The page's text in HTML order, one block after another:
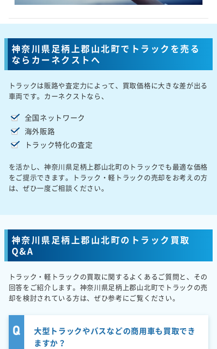
神奈川県足柄上郡山北町でトラックを売る
ならカーネクストへ
トラックは販路や査定力によって、買取価格に大きな差が出る
車両です。カーネクストなら、
全国ネットワーク
海外販路
トラック特化の査定
を活かし、神奈川県足柄上郡山北町のトラックでも最適な価格
をご提示できます。トラック・軽トラックの売却をお考えの方
は、ぜひ一度ご相談ください。
神奈川県足柄上郡山北町のトラック買取
Q&A
トラック・軽トラックの買取に関するよくあるご質問と、その
回答をご紹介します。神奈川県足柄上郡山北町でトラックの売
却を検討されている方は、ぜひ参考にご覧ください。
大型トラックやバスなどの商用車も買取でき
ますか？